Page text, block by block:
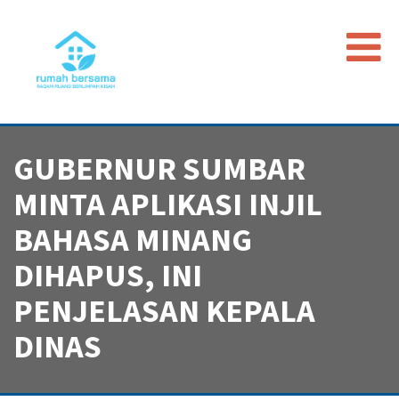
Beranda
Data Map
Timeline
Regulasi
Advokasi PGI
GUBERNUR SUMBAR
MINTA APLIKASI INJIL
BAHASA MINANG
DIHAPUS, INI
PENJELASAN KEPALA
DINAS